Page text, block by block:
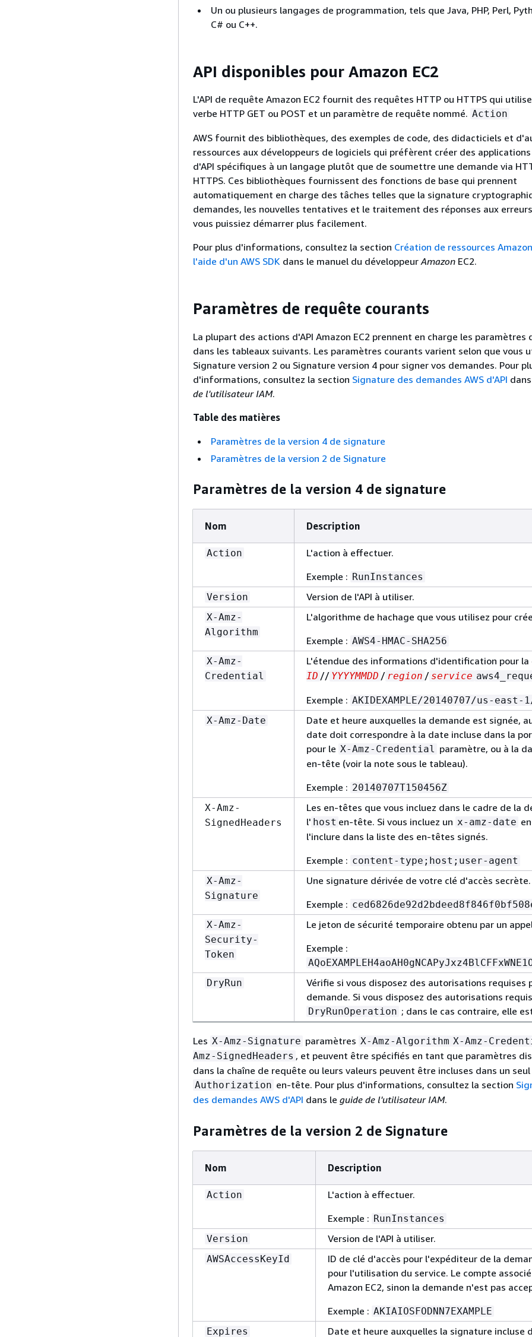
Un ou plusieurs langages de programmation, tels que Java, PHP, Perl,
C# ou C++.
API disponibles pour Amazon EC2
L'API de requête Amazon EC2 fournit des requêtes HTTP ou HTTPS qui
verbe HTTP GET ou POST et un paramètre de requête nommé. Action
AWS fournit des bibliothèques, des exemples de code, des didacticiels et
ressources aux développeurs de logiciels qui préfèrent créer des
d'API spécifiques à un langage plutôt que de soumettre une demande via
HTTPS. Ces bibliothèques fournissent des fonctions de base qui prennent
automatiquement en charge des tâches telles que la signature
demandes, les nouvelles tentatives et le traitement des réponses aux
vous puissiez démarrer plus facilement.
Pour plus d'informations, consultez la section Création de ressources
l'aide d'un AWS SDK dans le manuel du développeurAmazon EC2.
Paramètres de requête courants
La plupart des actions d'API Amazon EC2 prennent en charge les paramètres
dans les tableaux suivants. Les paramètres courants varient selon que vous
Signature version 2 ou Signature version 4 pour signer vos demandes. Pour
d'informations, consultez la section Signature des demandes AWS d'API
de l'utilisateur IAM.
Table des matières
Paramètres de la version 4 de signature
Paramètres de la version 2 de Signature
Paramètres de la version 4 de signature
Nom Description
Action
L'action à effectuer.
Exemple : RunInstances
Version Version de l'API à utiliser.
X-Amz-
Algorithm
L'algorithme de hachage que vous utilisez pour
Exemple : AWS4-HMAC-SHA256
X-Amz-
Credential
L'étendue des informations d'identification pour la
ID // YYYYMMDD / region / service
Exemple : AKIDEXAMPLE/20140707/us-east-
X-Amz-Date
Date et heure auxquelles la demande est signée, au
date doit correspondre à la date incluse dans la
pour le X-Amz-Credential paramètre, ou à la
en-tête (voir la note sous le tableau).
Exemple : 20140707T150456Z
X-Amz-
SignedHeaders
Les en-têtes que vous incluez dans le cadre de la
l' host en-tête. Si vous incluez un x-amz-date
l'inclure dans la liste des en-têtes signés.
Exemple : content-type;host;user-agent
X-Amz-
Signature
Une signature dérivée de votre clé d'accès secrète.
Exemple :
X-Amz-
Security-
Token
Le jeton de sécurité temporaire obtenu par un appel
Exemple :
DryRun
Vérifie si vous disposez des autorisations requises
demande. Si vous disposez des autorisations
DryRunOperation ; dans le cas contraire, elle
Les X-Amz-Signature paramètres X-Amz-Algorithm X-Amz-
Amz-SignedHeaders , et peuvent être spécifiés en tant que paramètres
dans la chaîne de requête ou leurs valeurs peuvent être incluses dans un seul
Authorization en-tête. Pour plus d'informations, consultez la section
des demandes AWS d'API dans le guide de l'utilisateur IAM.
Paramètres de la version 2 de Signature
Nom Description
Action
L'action à effectuer.
Exemple : RunInstances
Version Version de l'API à utiliser.
AWSAccessKeyId
ID de clé d'accès pour l'expéditeur de la
pour l'utilisation du service. Le compte
Amazon EC2, sinon la demande n'est pas
Exemple : AKIAIOSFODNN7EXAMPLE
Expires Date et heure auxquelles la signature incluse